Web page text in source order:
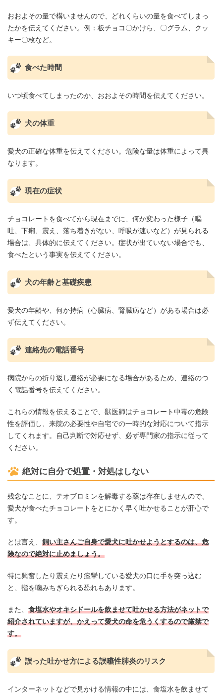
おおよその量で構いませんので、どれくらいの量を食べてしまっ
たかを伝えてください。例：板チョコ〇かけら、〇グラム、クッ
キー〇枚など。
食べた時間
いつ頃食べてしまったのか、おおよその時間を伝えてください。
犬の体重
愛犬の正確な体重を伝えてください。危険な量は体重によって異
なります。
現在の症状
チョコレートを食べてから現在までに、何か変わった様子（嘔
吐、下痢、震え、落ち着きがない、呼吸が速いなど）が見られる
場合は、具体的に伝えてください。症状が出ていない場合でも、
食べたという事実を伝えてください。
犬の年齢と基礎疾患
愛犬の年齢や、何か持病（心臓病、腎臓病など）がある場合は必
ず伝えてください。
連絡先の電話番号
病院からの折り返し連絡が必要になる場合があるため、連絡のつ
く電話番号を伝えてください。
これらの情報を伝えることで、獣医師はチョコレート中毒の危険
性を評価し、来院の必要性や自宅での一時的な対応について指示
してくれます。自己判断で対応せず、必ず専門家の指示に従って
ください。
絶対に自分で処置・対処はしない
残念なことに、テオブロミンを解毒する薬は存在しませんので、
愛犬が食べたチョコレートをとにかく早く吐かせることが肝心で
す。
とは言え、 飼い主さんご自身で愛犬に吐かせようとするのは、危
険なので絶対に止めましょう。
特に興奮したり震えたり痙攣している愛犬の口に手を突っ込む
と、指を噛みちぎられる恐れもあります。
また、 食塩水やオキシドールを飲ませて吐かせる方法がネットで
紹介されていますが、かえって愛犬の命を危うくするので厳禁で
す。
誤った吐かせ方による誤嚥性肺炎のリスク
インターネットなどで見かける情報の中には、食塩水を飲ませて